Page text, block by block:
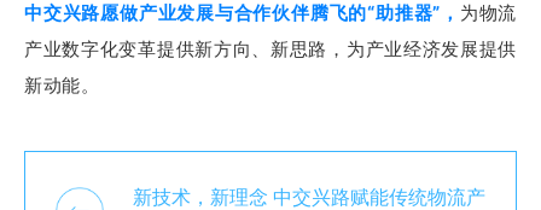
中交兴路愿做产业发展与合作伙伴腾飞的“助推器”， 为物流
产业数字化变革提供新方向、新思路，为产业经济发展提供
新动能。
新技术，新理念 中交兴路赋能传统物流产